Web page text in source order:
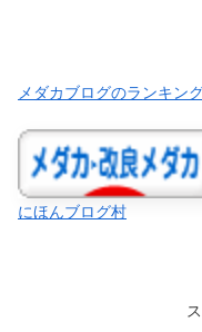
メダカブログのランキン
にほんブログ村